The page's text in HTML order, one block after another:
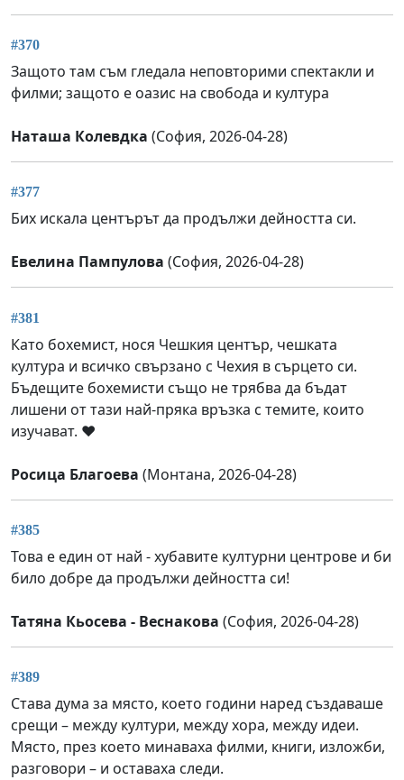
#370
Защото там съм гледала неповторими спектакли и
филми; защото е оазис на свобода и култура
Наташа Колевдка (София, 2026-04-28)
#377
Бих искала центърът да продължи дейността си.
Евелина Пампулова (София, 2026-04-28)
#381
Като бохемист, нося Чешкия център, чешката
култура и всичко свързано с Чехия в сърцето си.
Бъдещите бохемисти също не трябва да бъдат
лишени от тази най-пряка връзка с темите, които
изучават. ❤️
Росица Благоева (Монтана, 2026-04-28)
#385
Това е един от най - хубавите културни центрове и би
било добре да продължи дейността си!
Татяна Кьосева - Веснакова (София, 2026-04-28)
#389
Става дума за място, което години наред създаваше
срещи – между култури, между хора, между идеи.
Място, през което минаваха филми, книги, изложби,
разговори – и оставаха следи.